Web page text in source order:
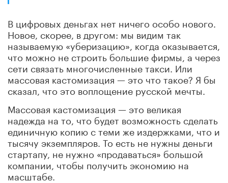
В цифровых деньгах нет ничего особо нового.
Новое, скорее, в другом: мы видим так
называемую «уберизацию», когда оказывается,
что можно не строить большие фирмы, а через
сети связать многочисленные такси. Или
массовая кастомизация — это что такое? Я бы
сказал, что это воплощение русской мечты.
Массовая кастомизация — это великая
надежда на то, что будет возможность сделать
единичную копию с теми же издержками, что и
тысячу экземпляров. То есть не нужны деньги
стартапу, не нужно «продаваться» большой
компании, чтобы получить экономию на
масштабе.